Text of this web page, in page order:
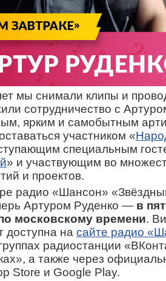
мы снимали клипы и
сотрудничество с
ярким и самобытным
участником «
специальным
» и участвующим во
и проектов.
радио «Шансон»
Артуром Руденко — в
московскому времени.
доступна на сайте радио
радиостанции
а также через
Store и Google Play.